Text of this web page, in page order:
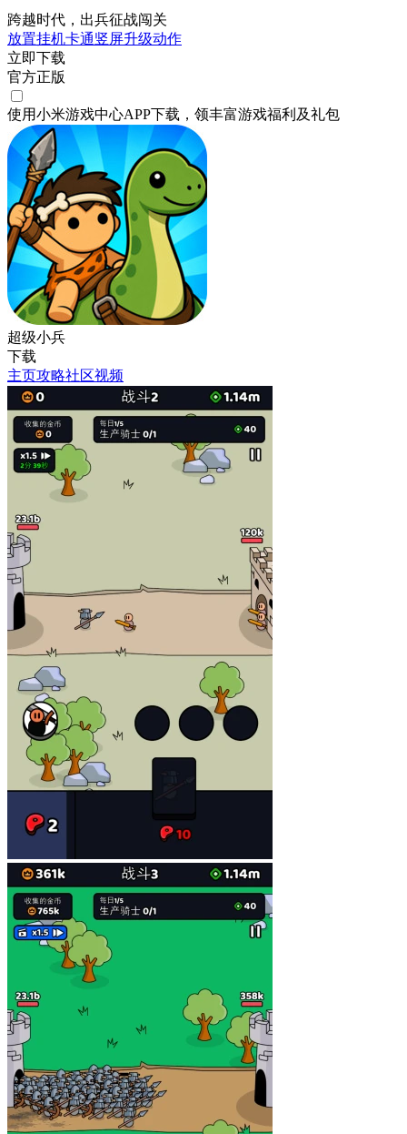
跨越时代，出兵征战闯关
放置挂机卡通竖屏升级动作
立即下载
官方正版
使用小米游戏中心APP下载 ，领丰富游戏福利 及礼包
超级小兵
下载
主页攻略社区视频